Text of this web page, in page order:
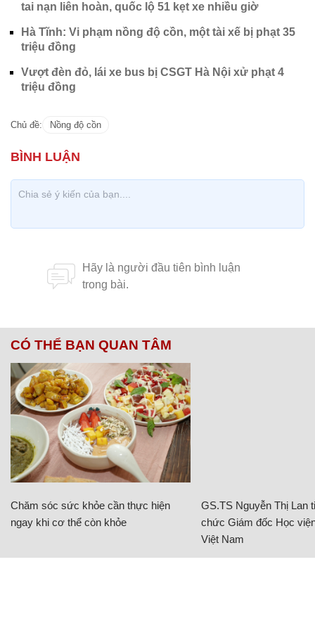
tai nạn liên hoàn, quốc lộ 51 kẹt xe nhiều giờ
Hà Tĩnh: Vi phạm nồng độ cồn, một tài xế bị phạt 35
triệu đồng
Vượt đèn đỏ, lái xe bus bị CSGT Hà Nội xử phạt 4
triệu đồng
Chủ đề: Nồng độ cồn
CÓ THỂ BẠN QUAN TÂM
Chăm sóc sức khỏe cần thực hiện
ngay khi cơ thể còn khỏe
GS.TS Nguyễn Thị Lan
chức Giám đốc Học
Việt Nam